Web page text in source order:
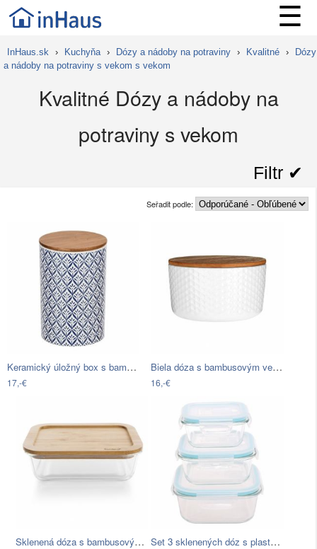
☰
InHaus.sk › Kuchyňa › Dózy a nádoby na potraviny › Kvalitné ›
Dózy
a nádoby na potraviny s vekom s vekom
Kvalitné Dózy a nádoby na
potraviny s vekom
Filtr ✔︎
Seřadit podle:
Keramický úložný box s bambusovým vekom…
17,-€
Biela dóza s bambusovým vekom Premier…
16,-€
Sklenená dóza s bambusovým vekom Bambum Set 3 sklenených dóz s plastovým vekom